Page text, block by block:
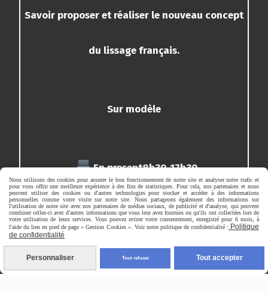
Savoir proposeret réaliser le nouveau concept
du lissage français.
Sur modèle
En present8h30-17h30
1 jour
Nous utilisons des cookies pour assurer le bon fonctionnement de notre site et analyser notre trafic et
pour vous offrir une meilleure expérience à des fins de statistiques. Pour cela, nos partenaires et nous
peuvent utiliser des cookies ou d'autres technologies pour stocker et accéder à des informations
personnelles comme votre visite sur notre site. Nous partageons également des informations sur
l'utilisation de notre site avec nos partenaires de médias sociaux, de publicité et d'analyse, qui peuvent
combiner celles-ci avec d'autres informations que vous leur avez fournies ou qu'ils ont collectées lors de
votre utilisation de leurs services. Vous pouvez retirer votre consentement, enregistré pour 6 mois, à
l'aide du lien en pied de page « Gestion Cookies ». Voir notre politique de confidentialité : Politique
de confidentialité
Personnaliser Tout refuser Tout accepter